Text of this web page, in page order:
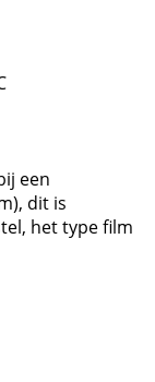
een
dit is
het type film